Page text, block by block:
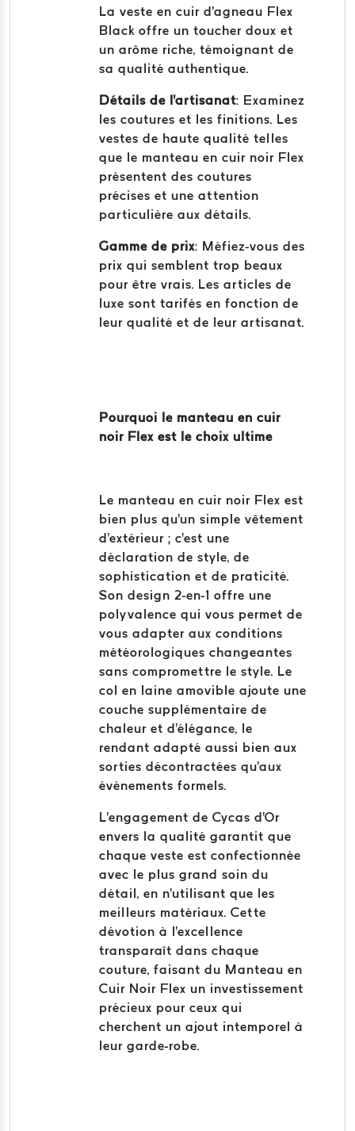
La veste en cuir d'agneau Flex
Black offre un toucher doux et
un arôme riche, témoignant de
sa qualité authentique.
Détails de l'artisanat: Examinez
les coutures et les finitions. Les
vestes de haute qualité telles
que le manteau en cuir noir Flex
présentent des coutures
précises et une attention
particulière aux détails.
Gamme de prix: Méfiez-vous des
prix qui semblent trop beaux
pour être vrais. Les articles de
luxe sont tarifés en fonction de
leur qualité et de leur artisanat.
Pourquoi le manteau en cuir
noir Flex est le choix ultime
Le manteau en cuir noir Flex est
bien plus qu'un simple vêtement
d'extérieur ; c'est une
déclaration de style, de
sophistication et de praticité.
Son design 2-en-1 offre une
polyvalence qui vous permet de
vous adapter aux conditions
météorologiques changeantes
sans compromettre le style. Le
col en laine amovible ajoute une
couche supplémentaire de
chaleur et d'élégance, le
rendant adapté aussi bien aux
sorties décontractées qu'aux
événements formels.
L'engagement de Cycas d'Or
envers la qualité garantit que
chaque veste est confectionnée
avec le plus grand soin du
détail, en n'utilisant que les
meilleurs matériaux. Cette
dévotion à l'excellence
transparaît dans chaque
couture, faisant du Manteau en
Cuir Noir Flex un investissement
précieux pour ceux qui
cherchent un ajout intemporel à
leur garde-robe.